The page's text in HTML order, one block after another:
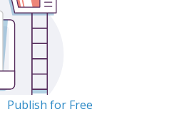
Publish for Free